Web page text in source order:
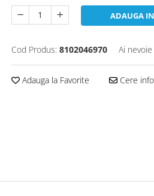
ADAUGA
Cod Produs: 8102046970 Ai
Adauga la Favorite Cere